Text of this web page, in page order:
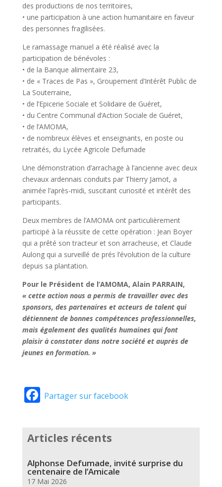
des productions de nos territoires,
• une participation à une action humanitaire en faveur
des personnes fragilisées.
Le ramassage manuel a été réalisé avec la
participation de bénévoles :
• de la Banque alimentaire 23,
• de « Traces de Pas », Groupement d’Intérêt Public de
La Souterraine,
• de l’Epicerie Sociale et Solidaire de Guéret,
• du Centre Communal d’Action Sociale de Guéret,
• de l’AMOMA,
• de nombreux élèves et enseignants, en poste ou
retraités, du Lycée Agricole Defumade
Une démonstration d’arrachage à l’ancienne avec deux
chevaux ardennais conduits par Thierry Jamot, a
animée l’après-midi, suscitant curiosité et intérêt des
participants.
Deux membres de l’AMOMA ont particulièrement
participé à la réussite de cette opération : Jean Boyer
qui a prêté son tracteur et son arracheuse, et Claude
Aulong qui a surveillé de prés l’évolution de la culture
depuis sa plantation.
Pour le Président de l’AMOMA, Alain PARRAIN,
« cette action nous a permis de travailler avec des
sponsors, des partenaires et acteurs de talent qui
détiennent de bonnes compétences professionnelles,
mais également des qualités humaines qui font
plaisir à constater dans notre société et auprès de
jeunes en formation. »
Facebook
Partager sur facebook
Articles récents
Alphonse Defumade, invité surprise du
centenaire de l’Amicale
17 Mai 2026